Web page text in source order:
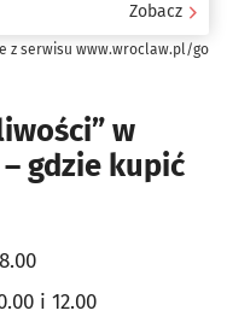
Zobacz
z serwisu www.wroclaw.pl/go
w
gdzie kupić
i 12.00